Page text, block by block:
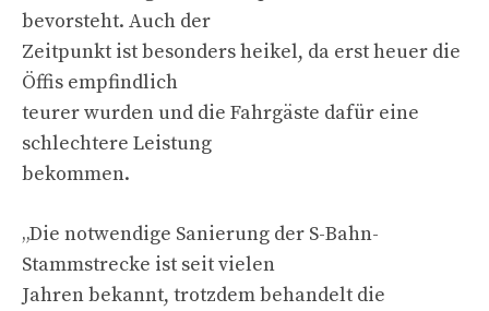
bevorsteht. Auch der
Zeitpunkt ist besonders heikel, da erst heuer die
Öffis empfindlich
teurer wurden und die Fahrgäste dafür eine
schlechtere Leistung
bekommen.
„Die notwendige Sanierung der S-Bahn-
Stammstrecke ist seit vielen
Jahren bekannt, trotzdem behandelt die